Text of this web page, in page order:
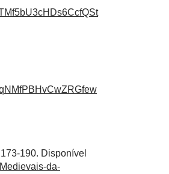
190. Disponível
da-